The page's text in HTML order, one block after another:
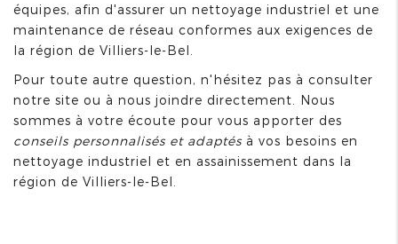
équipes, afin d'assurer un nettoyage industriel et une
maintenance de réseau conformes aux exigences de
la région de Villiers-le-Bel.
Pour toute autre question, n'hésitez pas à consulter
notre site ou à nous joindre directement. Nous
sommes à votre écoute pour vous apporter des
conseils personnalisés et adaptés à vos besoins en
nettoyage industriel et en assainissement dans la
région de Villiers-le-Bel.